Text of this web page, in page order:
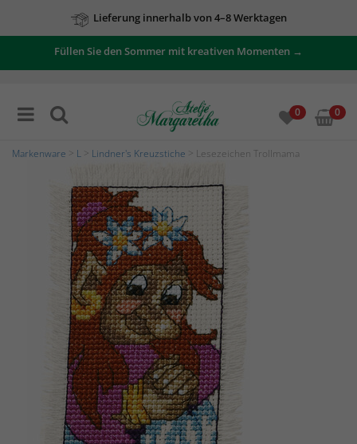
Lieferung innerhalb von 4–8 Werktagen
Füllen Sie den Sommer mit kreativen Momenten →
0 0
Markenware L Lindner's Kreuzstiche > Lesezeichen Trollmama